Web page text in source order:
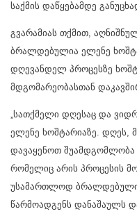
საქმის დაწყებამდე
გვარამიას თქმით,
ბრალდებულია ელენე
დღევანდელ პროცესზე
მდგომარეობასთან
„სათქმელი დღესაც და
ელენე ხოშტარიაზე. დღეს,
დავაყენოთ შუამდგომლობა
რომელიც არის პროცესის
უსამართლოდ ბრალდებული
წარმოადგენს დანაშაულს